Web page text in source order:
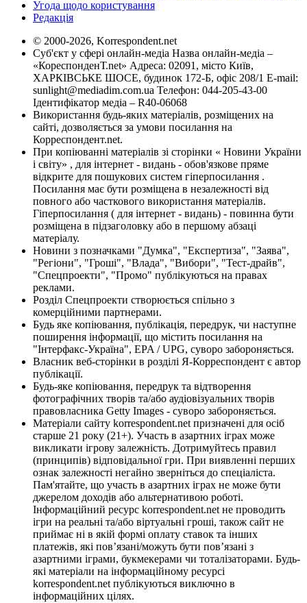
Угода щодо користування
Редакція
© 2000-2026, Korrespondent.net
Суб'єкт у сфері онлайн-медіа Назва онлайн-медіа –
«КореспонденТ.net» Адреса: 02091, місто Київ,
ХАРКІВСЬКЕ ШОСЕ, будинок 172-Б, офіс 208/1 E-mail:
sunlight@mediadim.com.ua Телефон: 044-205-43-00
Ідентифікатор медіа – R40-06068
Використання будь-яких матеріалів, розміщених на
сайті, дозволяється за умови посилання на
Корреспондент.net.
При копіюванні матеріалів зі сторінки « Новини України
і світу» , для інтернет - видань - обов'язкове пряме
відкрите для пошукових систем гіперпосилання .
Посилання має бути розміщена в незалежності від
повного або часткового використання матеріалів.
Гіперпосилання ( для інтернет - видань) - повинна бути
розміщена в підзаголовку або в першому абзаці
матеріалу.
Новини з позначками "Думка", "Експертиза", "Заява",
"Регіони", "Гроші", "Влада", "Вибори", "Тест-драйв",
"Спецпроекти", "Промо" публікуються на правах
реклами.
Розділ Спецпроекти створюється спільно з
комерційними партнерами.
Будь яке копіювання, публікація, передрук, чи наступне
поширення інформації, що містить посилання на
"Інтерфакс-Україна", EPA / UPG, суворо забороняється.
Власник веб-сторінки в розділі Я-Корреспондент є автор
публікації.
Будь-яке копіювання, передрук та відтворення
фотографічних творів та/або аудіовізуальних творів
правовласника Getty Images - суворо забороняється.
Матеріали сайту korrespondent.net призначені для осіб
старше 21 року (21+). Участь в азартних іграх може
викликати ігрову залежність. Дотримуйтесь правил
(принципів) відповідальної гри. При виявленні перших
ознак залежності негайно зверніться до спеціаліста.
Пам'ятайте, що участь в азартних іграх не може бути
джерелом доходів або альтернативою роботі.
Інформаційний ресурс korrespondent.net не проводить
ігри на реальні та/або віртуальні гроші, також сайт не
приймає ні в якій формі оплату ставок та інших
платежів, які пов’язані/можуть бути пов’язані з
азартними іграми, букмекерами чи тоталізаторами. Будь-
які матеріали на інформаційному ресурсі
korrespondent.net публікуються виключно в
інформаційних цілях.